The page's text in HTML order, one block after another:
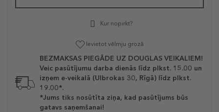
Kur nopirkt?
Ievietot vēlmju grozā
BEZMAKSAS PIEGĀDE UZ DOUGLAS VEIKALIEM!
Veic pasūtījumu darba dienās līdz plkst. 15.00 un
izņem e-veikalā (Ulbrokas 30, Rīgā) līdz plkst.
19.00*.
*Jums tiks nosūtīta ziņa, kad pasūtījums būs
gatavs saņemšanai!